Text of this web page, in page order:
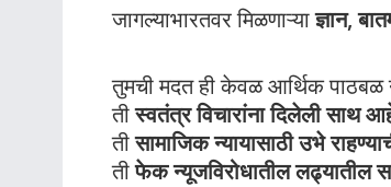
जागल्याभारतवर मिळणाऱ्याज्ञान,
तुमची मदत ही केवळ आर्थिक पाठबळ
तीस्वतंत्र विचारांना दिलेली साथ
तीसामाजिक न्यायासाठी उभे
तीफेक न्यूजविरोधातील लढ्यातील